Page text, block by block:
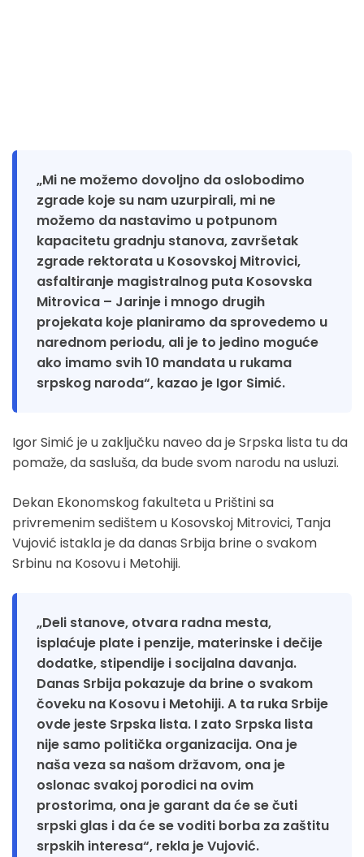
„Mi ne možemo dovoljno da oslobodimo
zgrade koje su nam uzurpirali, mi ne
možemo da nastavimo u potpunom
kapacitetu gradnju stanova, završetak
zgrade rektorata u Kosovskoj Mitrovici,
asfaltiranje magistralnog puta Kosovska
Mitrovica – Jarinje i mnogo drugih
projekata koje planiramo da sprovedemo u
narednom periodu, ali je to jedino moguće
ako imamo svih 10 mandata u rukama
srpskog naroda“, kazao je Igor Simić.
Igor Simić je u zaključku naveo da je Srpska lista tu da
pomaže, da sasluša, da bude svom narodu na usluzi.
Dekan Ekonomskog fakulteta u Prištini sa
privremenim sedištem u Kosovskoj Mitrovici, Tanja
Vujović istakla je da danas Srbija brine o svakom
Srbinu na Kosovu i Metohiji.
„Deli stanove, otvara radna mesta,
isplaćuje plate i penzije, materinske i dečije
dodatke, stipendije i socijalna davanja.
Danas Srbija pokazuje da brine o svakom
čoveku na Kosovu i Metohiji. A ta ruka Srbije
ovde jeste Srpska lista. I zato Srpska lista
nije samo politička organizacija. Ona je
naša veza sa našom državom, ona je
oslonac svakoj porodici na ovim
prostorima, ona je garant da će se čuti
srpski glas i da će se voditi borba za zaštitu
srpskih interesa“, rekla je Vujović.